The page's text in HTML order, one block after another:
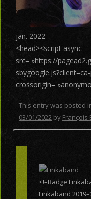
jan. 2022
<head><script async
src= »https://
crossorigin=
This entry was posted
03/01/2022 by François
<!–Badge
Linkaband